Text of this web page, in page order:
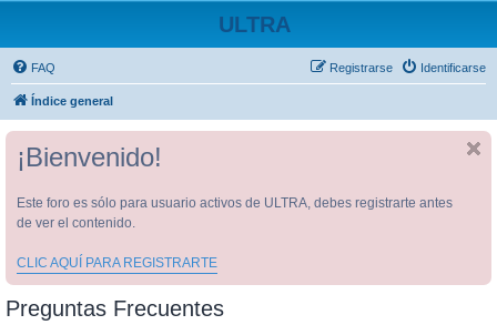
ULTRA
FAQ Identificarse
Registrarse
Índice general
¡Bienvenido!
Este foro es sólo para usuario activos de ULTRA, debes registrarte antes
de ver el contenido.
CLIC AQUÍ PARA REGISTRARTE
Preguntas Frecuentes